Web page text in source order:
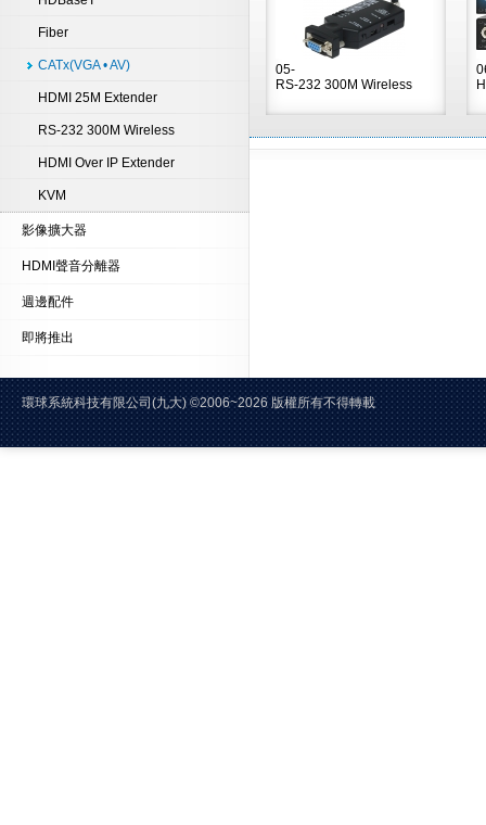
Fiber
CATx(VGA • AV)
HDMI 25M Extender
RS-232 300M Wireless
HDMI Over IP Extender
KVM
影像擴大器
HDMI聲音分離器
週邊配件
即將推出
05-
RS-232 300M Wireless
環球系統科技有限公司(九大) ©2006~2026 版權所有不得轉載
電話:02-